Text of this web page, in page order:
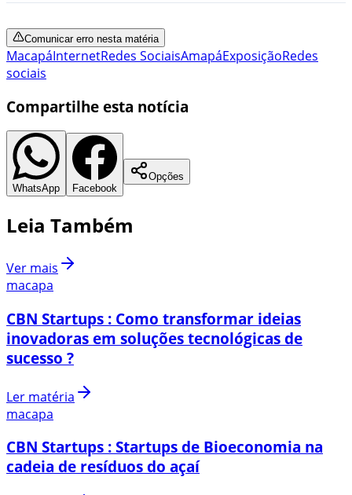
Comunicar erro nesta matéria
MacapáInternetRedes SociaisAmapáExposiçãoRedes
sociais
Compartilhe esta notícia
WhatsApp Facebook
Opções
Leia Também
Ver mais
macapa
CBN Startups : Como transformar ideias
inovadoras em soluções tecnológicas de
sucesso ?
Ler matéria
macapa
CBN Startups : Startups de Bioeconomia na
cadeia de resíduos do açaí